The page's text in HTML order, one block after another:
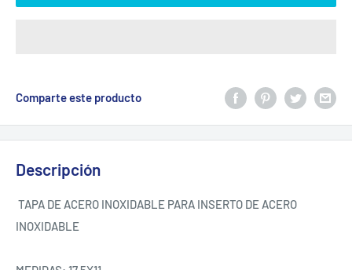
Comparte este producto
Descripción
INOXIDABLE